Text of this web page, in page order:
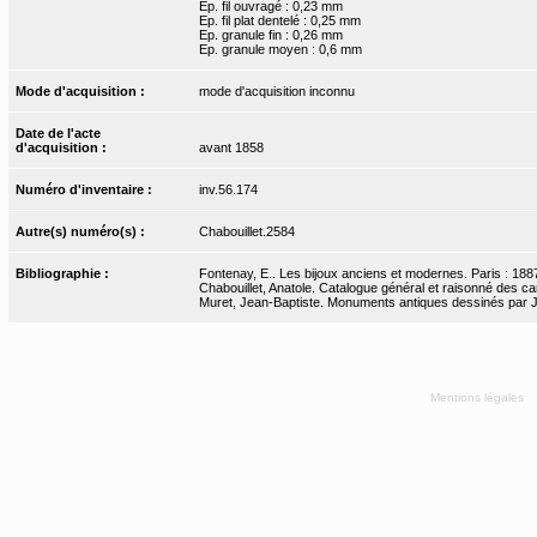
Ep. fil ouvragé : 0,23 mm
Ep. fil plat dentelé : 0,25 mm
Ep. granule fin : 0,26 mm
Ep. granule moyen : 0,6 mm
Mode d'acquisition : mode d'acquisition inconnu
Date de l'acte
d'acquisition :
avant 1858
Numéro d'inventaire : inv.56.174
Autre(s) numéro(s) : Chabouillet.2584
Bibliographie :
Fontenay, E.. Les bijoux anciens et modernes. Paris :
Chabouillet, Anatole. Catalogue général et raisonné des
Muret, Jean-Baptiste. Monuments antiques dessinés par
Mentions légales